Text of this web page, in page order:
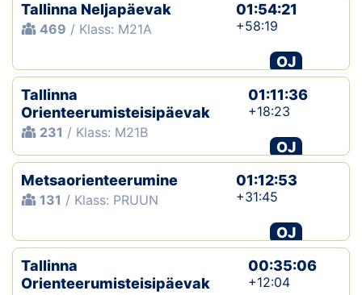
Tallinna Neljapäevak
469 / Klass: M21A
01:54:21
+58:19
OJ
Tallinna
Orienteerumisteisipäevak
231 / Klass: M21B
01:11:36
+18:23
OJ
Metsaorienteerumine
131 / Klass: PRUUN
01:12:53
+31:45
OJ
Tallinna
Orienteerumisteisipäevak
00:35:06
+12:04